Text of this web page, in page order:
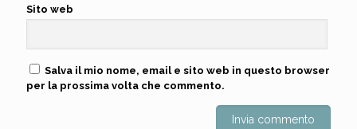
Sito web
Salva il mio nome, email e sito web in questo browser
per la prossima volta che commento.